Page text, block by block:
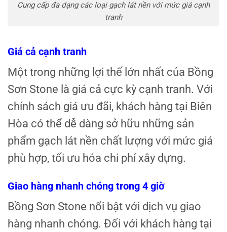
Cung cấp đa dạng các loại gạch lát nền với mức giá cạnh
tranh
Giá cả cạnh tranh
Một trong những lợi thế lớn nhất của Bồng
Sơn Stone là giá cả cực kỳ cạnh tranh. Với
chính sách giá ưu đãi, khách hàng tại Biên
Hòa có thể dễ dàng sở hữu những sản
phẩm gạch lát nền chất lượng với mức giá
phù hợp, tối ưu hóa chi phí xây dựng.
Giao hàng nhanh chóng trong 4 giờ
Bồng Sơn Stone nổi bật với dịch vụ giao
hàng nhanh chóng. Đối với khách hàng tại